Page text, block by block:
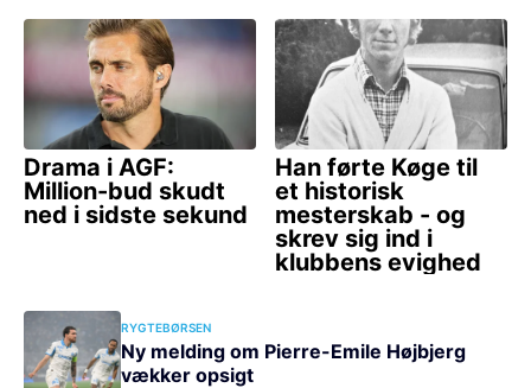
RYGTEBØRSEN
Ny melding om Pierre-Emile Højbjerg
vækker opsigt